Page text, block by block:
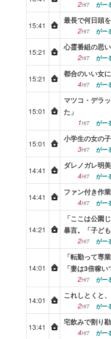
2HIT がー
15:41
最長で何日頭
2HIT がー
15:21
心霊番組の思
2HIT がー
15:21
都合のいい女
4HIT がー
15:01
マツコ・デラ
た」
1HIT がー
15:01
小学生の女の
3HIT がー
14:41
ダレノガレ明
4HIT がー
14:41
ファン付き作
4HIT がー
14:21
「ここは公園
暴言。「子ど
2HIT がー
14:01
「転勤って専
「妻は3倍稼
2HIT がー
14:01
これしとくと
2HIT がー
13:41
宅飲みで割り
4HIT がー